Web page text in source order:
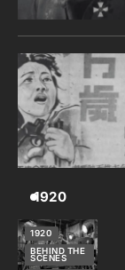
1920
1920
BEHIND THE
SCENES